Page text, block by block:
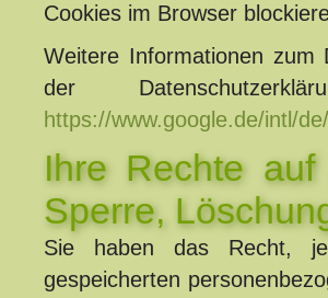
Cookies im Browser
Weitere Informationen zum
der
https://www.google.de/intl/
Ihre Rechte auf
Sperre,
Sie haben das Recht,
gespeicherten